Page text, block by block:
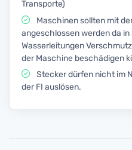
Transporte)
Maschinen sollten mit
angeschlossen werden da
Wasserleitungen
der Maschine beschädigen
Stecker dürfen nicht im
der FI auslösen.